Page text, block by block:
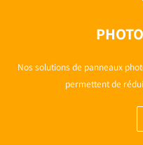
Nos solutions de panneaux
permettent de